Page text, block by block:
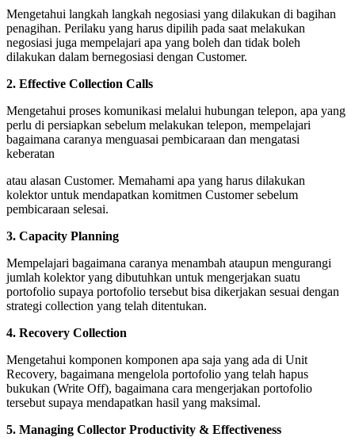
Mengetahui langkah langkah negosiasi yang dilakukan di bagihan
penagihan. Perilaku yang harus dipilih pada saat melakukan
negosiasi juga mempelajari apa yang boleh dan tidak boleh
dilakukan dalam bernegosiasi dengan Customer.
2. Effective Collection Calls
Mengetahui proses komunikasi melalui hubungan telepon, apa yang
perlu di persiapkan sebelum melakukan telepon, mempelajari
bagaimana caranya menguasai pembicaraan dan mengatasi
keberatan
atau alasan Customer. Memahami apa yang harus dilakukan
kolektor untuk mendapatkan komitmen Customer sebelum
pembicaraan selesai.
3. Capacity Planning
Mempelajari bagaimana caranya menambah ataupun mengurangi
jumlah kolektor yang dibutuhkan untuk mengerjakan suatu
portofolio supaya portofolio tersebut bisa dikerjakan sesuai dengan
strategi collection yang telah ditentukan.
4. Recovery Collection
Mengetahui komponen komponen apa saja yang ada di Unit
Recovery, bagaimana mengelola portofolio yang telah hapus
bukukan (Write Off), bagaimana cara mengerjakan portofolio
tersebut supaya mendapatkan hasil yang maksimal.
5. Managing Collector Productivity & Effectiveness